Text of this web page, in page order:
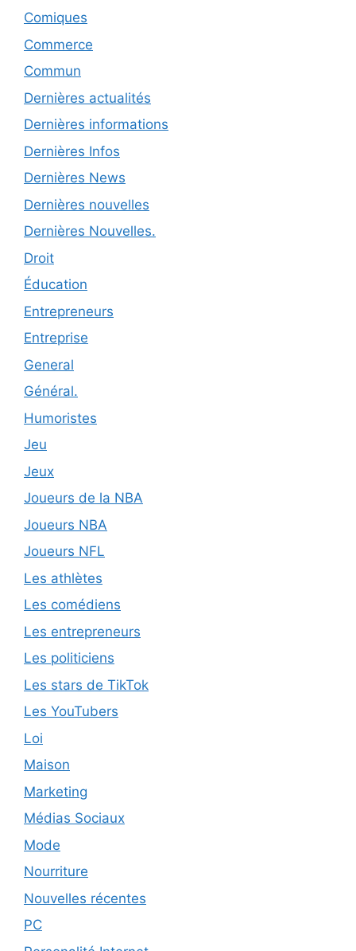
Comiques
Commerce
Commun
Dernières actualités
Dernières informations
Dernières Infos
Dernières News
Dernières nouvelles
Dernières Nouvelles.
Droit
Éducation
Entrepreneurs
Entreprise
General
Général.
Humoristes
Jeu
Jeux
Joueurs de la NBA
Joueurs NBA
Joueurs NFL
Les athlètes
Les comédiens
Les entrepreneurs
Les politiciens
Les stars de TikTok
Les YouTubers
Loi
Maison
Marketing
Médias Sociaux
Mode
Nourriture
Nouvelles récentes
PC